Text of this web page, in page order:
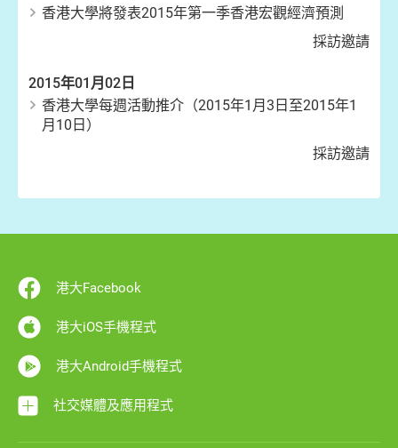
香港大學將發表2015年第一季香港宏觀經濟預測
採訪邀請
2015年01月02日
香港大學每週活動推介（2015年1月3日至2015年1
月10日）
採訪邀請
港大Facebook
港大iOS手機程式
港大Android手機程式
社交媒體及應用程式